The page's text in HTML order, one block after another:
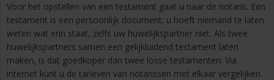
Voor het opstellen van een testament gaat u naar de notaris. Een
testament is een persoonlijk document; u hoeft niemand te laten
weten wat erin staat, zelfs uw huwelijkspartner niet. Als twee
huwelijkspartners samen een gelijkluidend testament laten
maken, is dat goedkoper dan twee losse testamenten. Via
internet kunt u de tarieven van notarissen met elkaar vergelijken.